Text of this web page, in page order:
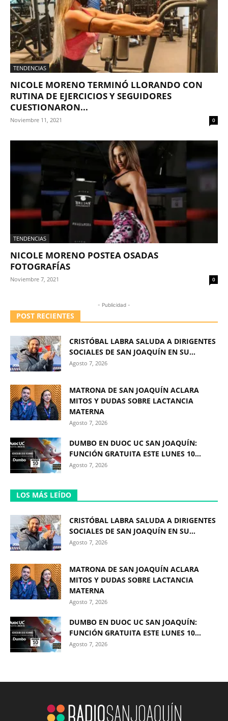
TENDENCIAS
NICOLE MORENO TERMINÓ LLORANDO CON
RUTINA DE EJERCICIOS Y SEGUIDORES
CUESTIONARON...
Noviembre 11, 2021 0
TENDENCIAS
NICOLE MORENO POSTEA OSADAS
FOTOGRAFÍAS
Noviembre 7, 2021 0
- Publicidad -
POST RECIENTES
CRISTÓBAL LABRA SALUDA A DIRIGENTES
SOCIALES DE SAN JOAQUÍN EN SU...
Agosto 7, 2026
MATRONA DE SAN JOAQUÍN ACLARA
MITOS Y DUDAS SOBRE LACTANCIA
MATERNA
Agosto 7, 2026
DUMBO EN DUOC UC SAN JOAQUÍN:
FUNCIÓN GRATUITA ESTE LUNES 10...
Agosto 7, 2026
LOS MÁS LEÍDO
CRISTÓBAL LABRA SALUDA A DIRIGENTES
SOCIALES DE SAN JOAQUÍN EN SU...
Agosto 7, 2026
MATRONA DE SAN JOAQUÍN ACLARA
MITOS Y DUDAS SOBRE LACTANCIA
MATERNA
Agosto 7, 2026
DUMBO EN DUOC UC SAN JOAQUÍN:
FUNCIÓN GRATUITA ESTE LUNES 10...
Agosto 7, 2026